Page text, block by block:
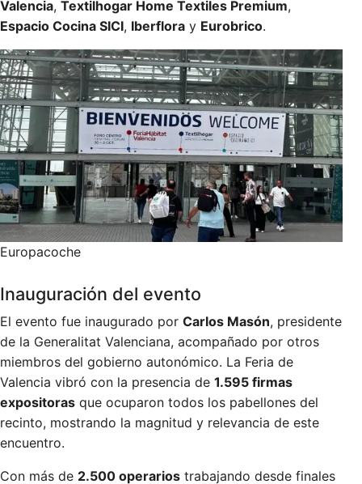
Valencia, Textilhogar Home Textiles Premium,
Espacio Cocina SICI, Iberflora y Eurobrico.
Europacoche
Inauguración del evento
El evento fue inaugurado por Carlos Masón, presidente
de la Generalitat Valenciana, acompañado por otros
miembros del gobierno autonómico. La Feria de
Valencia vibró con la presencia de 1.595 firmas
expositoras que ocuparon todos los pabellones del
recinto, mostrando la magnitud y relevancia de este
encuentro.
Con más de 2.500 operarios trabajando desde finales